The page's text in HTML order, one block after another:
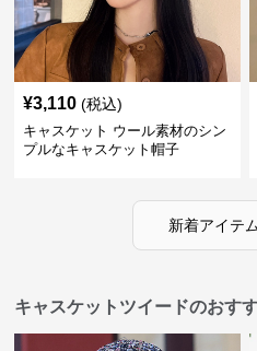
¥3,110 (税込)
キャスケット ウール素材のシン
プルなキャスケット帽子
新着アイテ
キャスケットツイードのおす